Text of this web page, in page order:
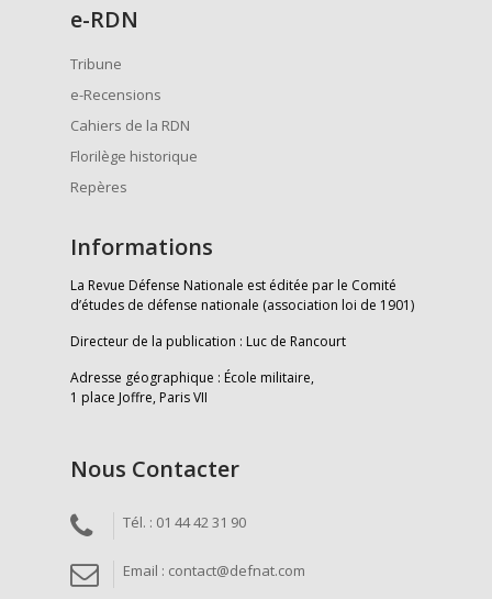
e-RDN
Tribune
e-Recensions
Cahiers de la RDN
Florilège historique
Repères
Informations
La Revue Défense Nationale est éditée par le Comité
d’études de défense nationale (association loi de 1901)
Directeur de la publication : Luc de Rancourt
Adresse géographique : École militaire,
1 place Joffre, Paris VII
Nous Contacter
Tél. : 01 44 42 31 90
Email : contact@defnat.com